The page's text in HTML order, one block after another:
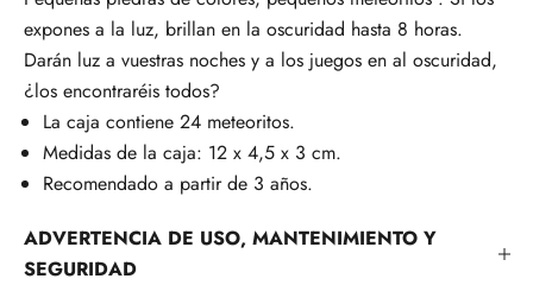
expones a la luz, brillan en la oscuridad hasta 8 horas.
Darán luz a vuestras noches y a los juegos en al oscuridad,
¿los encontraréis todos?
La caja contiene 24 meteoritos.
Medidas de la caja: 12 x 4,5 x 3 cm.
Recomendado a partir de 3 años.
ADVERTENCIA DE USO, MANTENIMIENTO Y
SEGURIDAD